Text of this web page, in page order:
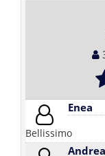
Enea
Bellissimo